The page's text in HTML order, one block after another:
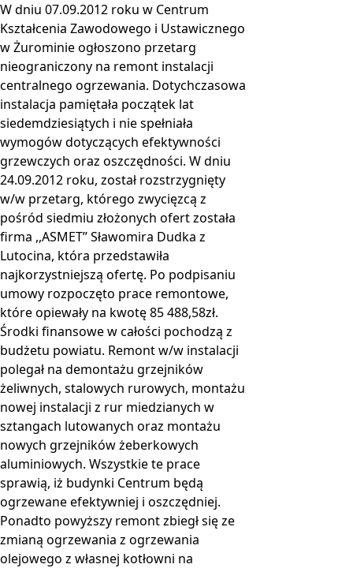
W dniu 07.09.2012 roku w Centrum
Kształcenia Zawodowego i Ustawicznego
w Żurominie ogłoszono przetarg
nieograniczony na remont instalacji
centralnego ogrzewania. Dotychczasowa
instalacja pamiętała początek lat
siedemdziesiątych i nie spełniała
wymogów dotyczących efektywności
grzewczych oraz oszczędności. W dniu
24.09.2012 roku, został rozstrzygnięty
w/w przetarg, którego zwycięzcą z
pośród siedmiu złożonych ofert została
firma ,,ASMET’’ Sławomira Dudka z
Lutocina, która przedstawiła
najkorzystniejszą ofertę. Po podpisaniu
umowy rozpoczęto prace remontowe,
które opiewały na kwotę 85 488,58zł.
Środki finansowe w całości pochodzą z
budżetu powiatu. Remont w/w instalacji
polegał na demontażu grzejników
żeliwnych, stalowych rurowych, montażu
nowej instalacji z rur miedzianych w
sztangach lutowanych oraz montażu
nowych grzejników żeberkowych
aluminiowych. Wszystkie te prace
sprawią, iż budynki Centrum będą
ogrzewane efektywniej i oszczędniej.
Ponadto powyższy remont zbiegł się ze
zmianą ogrzewania z ogrzewania
olejowego z własnej kotłowni na